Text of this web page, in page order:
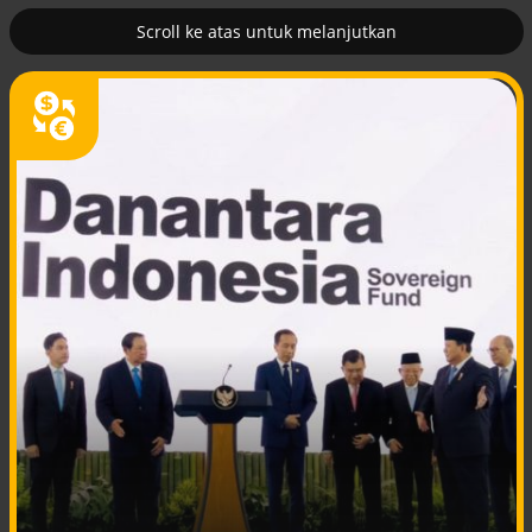
Scroll ke atas untuk melanjutkan
Efek jera untuk pejabat abai LHKPN
Alinea.id - Peristiwa